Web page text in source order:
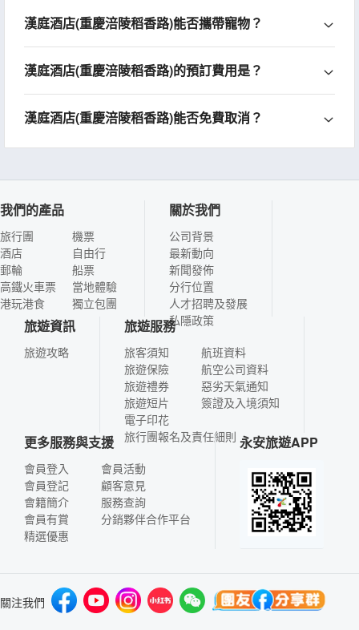
漢庭酒店(重慶涪陵稻香路)能否攜帶寵物？
漢庭酒店(重慶涪陵稻香路)的預訂費用是？
漢庭酒店(重慶涪陵稻香路)能否免費取消？
我們的產品
旅行團
酒店
郵輪
高鐵火車票
港玩港食
機票
自由行
船票
當地體驗
獨立包團
關於我們
公司背景
最新動向
新聞發佈
分行位置
人才招聘及發展
私隱政策
旅遊資訊
旅遊攻略
旅遊服務
旅客須知
旅遊保險
旅遊禮券
旅遊短片
電子印花
航班資料
航空公司資料
惡劣天氣通知
簽證及入境須知
旅行團報名及責任細則
更多服務與支援
會員登入
會員登記
會籍簡介
會員有賞
精選優惠
會員活動
顧客意見
服務查詢
分銷夥伴合作平台
永安旅遊APP
關注我們